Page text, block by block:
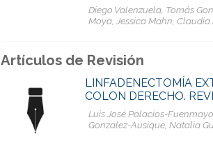
Diego Valenzuela, Tomás
Moya, Jessica Mahn,
Artículos de Revisión
LINFADENECTOMÍA
COLON DERECHO.
Luis José Palacios-
Gonzalez-Ausique, Natalia